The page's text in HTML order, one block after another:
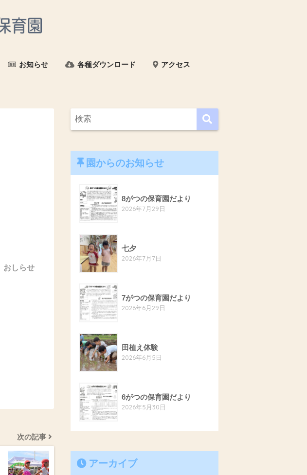
お知らせ 各種ダウンロード アクセス
おしらせ
次の記事
園からのお知らせ
8がつの保育園だより
2026年7月29日
七夕
2026年7月7日
7がつの保育園だより
2026年6月29日
田植え体験
2026年6月5日
6がつの保育園だより
2026年5月30日
アーカイブ